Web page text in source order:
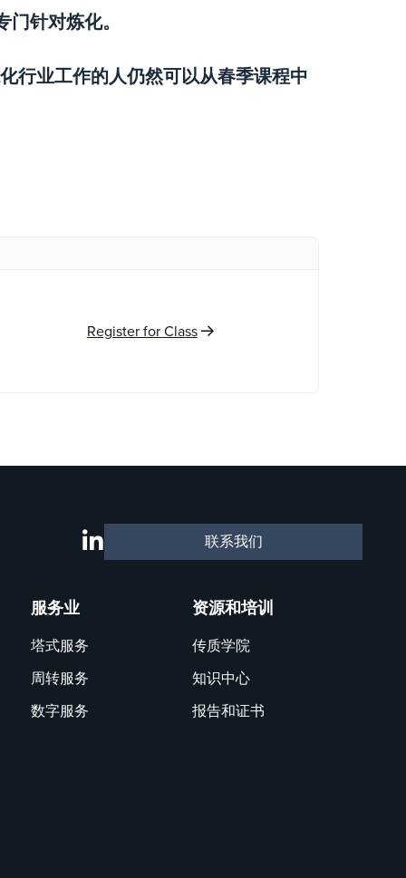
针对炼化。
行业工作的人仍然可以从春季课程中
Register for Class
联系我们
服务业
塔式服务
周转服务
数字服务
资源和培训
传质学院
知识中心
报告和证书